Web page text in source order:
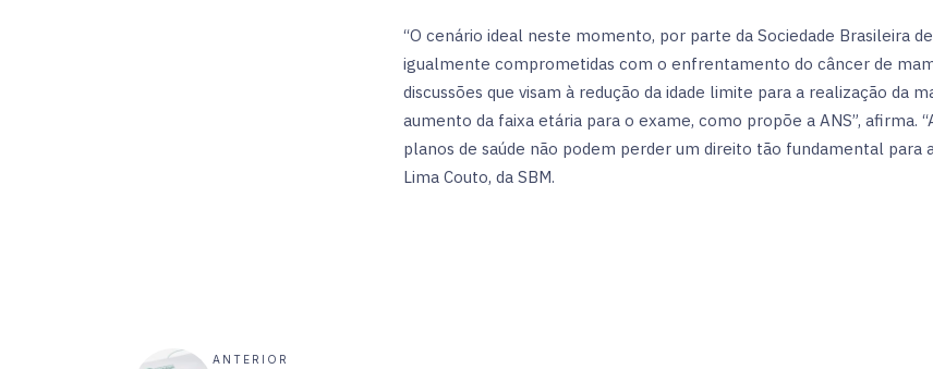
“O cenário ideal neste momento, por parte da Sociedade Brasileira
igualmente comprometidas com o enfrentamento do câncer de
discussões que visam à redução da idade limite para a realização da
aumento da faixa etária para o exame, como propõe a ANS”, afirma.
planos de saúde não podem perder um direito tão fundamental para
Lima Couto, da SBM.
ANTERIOR